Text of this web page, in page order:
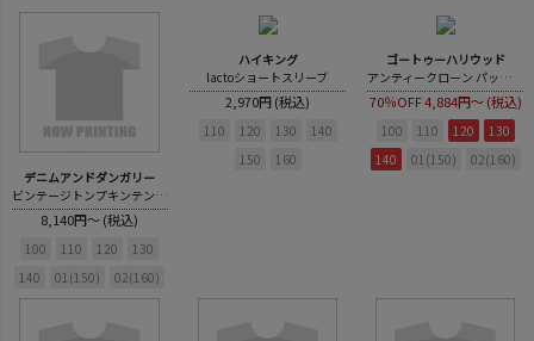
デニムアンドダンガリー
ビンテージトンプキンテンジク 64 チョー BIG TEE
8,140円～ (税込)
100 110 120
130
140
01(150) 02(160)
ハイキング
lactoショートスリーブ
2,970円 (税込)
110 120 130
140
150
160
ゴートゥーハリウッド
アンティークローン パッチワーク ヨーク ブラウス
70％OFF4,884円～ (税込)
100 110 120
130
140
01(150) 02(160)